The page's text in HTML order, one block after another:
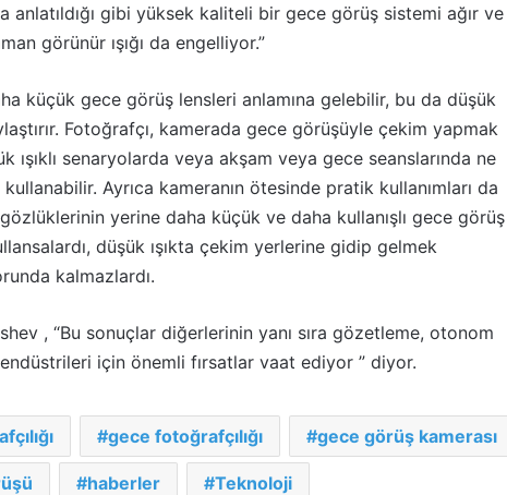
anlatıldığı gibi yüksek kaliteli bir gece görüş sistemi ağır ve
görünür ışığı da engelliyor.”
küçük gece görüş lensleri anlamına gelebilir, bu da düşük
Fotoğrafçı, kamerada gece görüşüyle ​​çekim yapmak
senaryolarda veya akşam veya gece seanslarında ne
Ayrıca kameranın ötesinde pratik kullanımları da
yerine daha küçük ve daha kullanışlı gece görüş
düşük ışıkta çekim yerlerine gidip gelmek
kalmazlardı.
, “Bu sonuçlar diğerlerinin yanı sıra gözetleme, otonom
için önemli fırsatlar vaat ediyor ” diyor.
gece fotoğrafçılığı gece görüş kamerası
haberler Teknoloji